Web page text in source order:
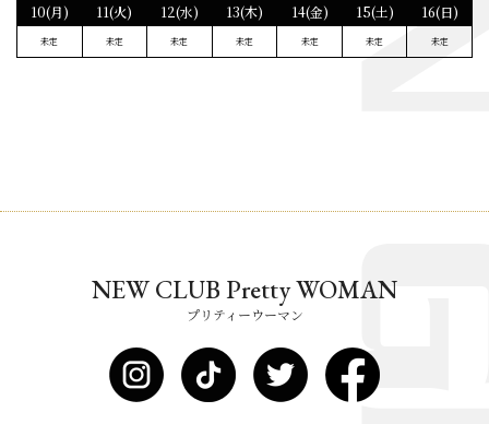
10(月)
未定
11(火)
未定
12(水)
未定
13(木)
未定
14(金)
未定
15(土)
未定
16(日)
未定
NEW CLUB Pretty WOMAN
プリティーウーマン